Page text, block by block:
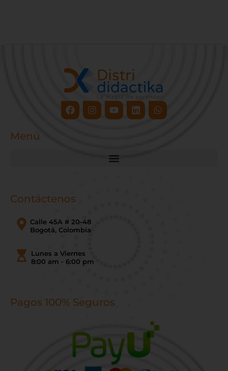
FacebookInstagram
YoutubeLinkedinWhatsapp
Menú
Contáctenos
Calle 45A # 20-48
Bogotá, Colombia
Lunes a Viernes
8:00 am - 6:00 pm
Pagos 100% Seguros